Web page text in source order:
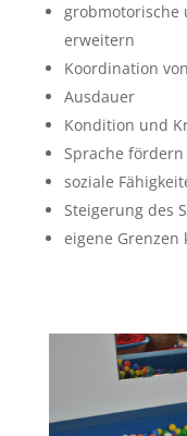
grobmotorische
erweitern
Koordination
Ausdauer
Kondition und
Sprache fördern
soziale
Steigerung des
eigene Grenzen